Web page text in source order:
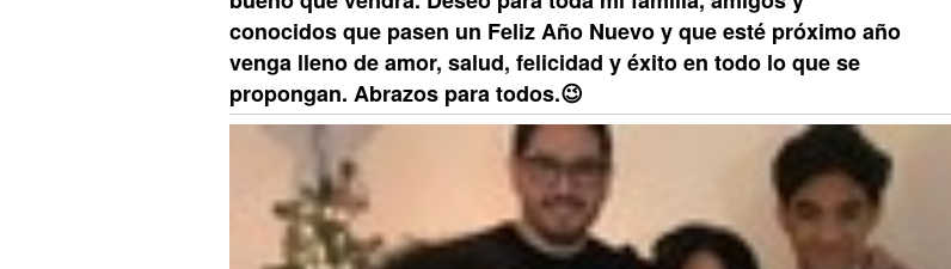
conocidos que pasen un Feliz Año Nuevo y que esté próximo año
venga lleno de amor, salud, felicidad y éxito en todo lo que se
propongan. Abrazos para todos.😉